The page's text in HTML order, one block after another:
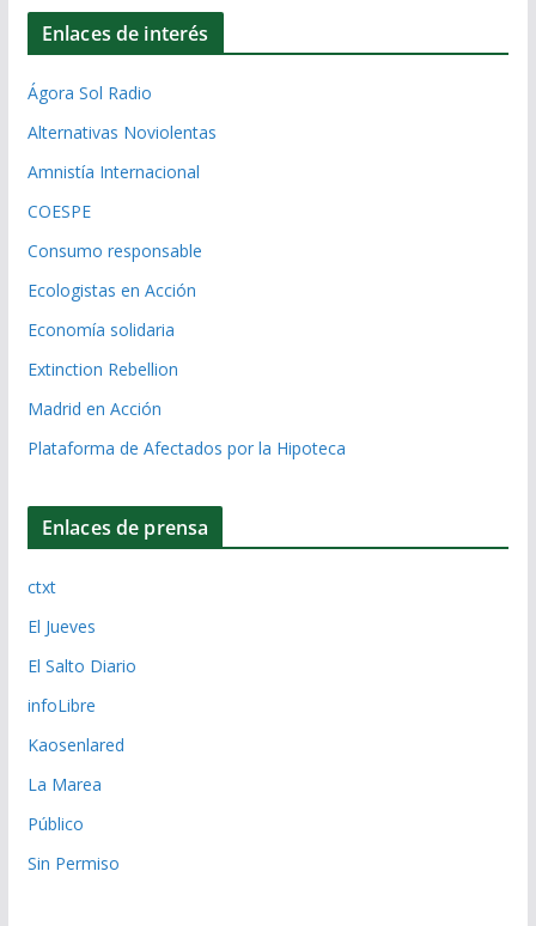
Enlaces de interés
Ágora Sol Radio
Alternativas Noviolentas
Amnistía Internacional
COESPE
Consumo responsable
Ecologistas en Acción
Economía solidaria
Extinction Rebellion
Madrid en Acción
Plataforma de Afectados por la Hipoteca
Enlaces de prensa
ctxt
El Jueves
El Salto Diario
infoLibre
Kaosenlared
La Marea
Público
Sin Permiso